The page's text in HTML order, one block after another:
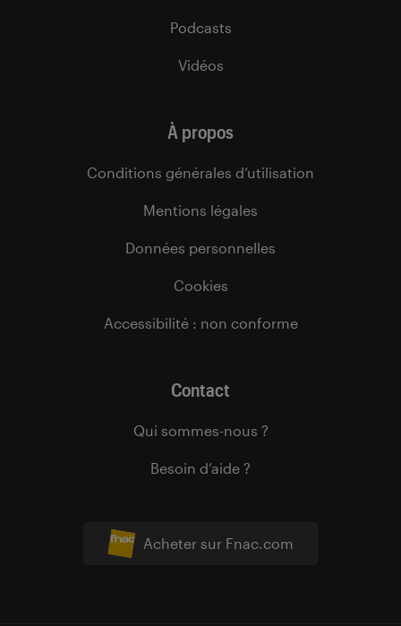
Acheter sur Fnac.com
Podcasts
Vidéos
À propos
Conditions générales d’utilisation
Mentions légales
Données personnelles
Cookies
Accessibilité : non conforme
Contact
Qui sommes-nous ?
Besoin d’aide ?